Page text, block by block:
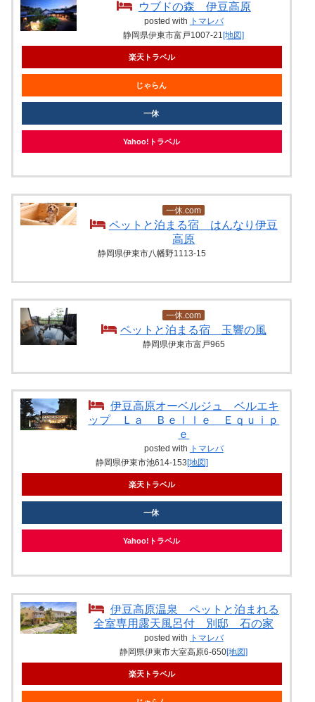
ウブドの森 伊豆高原
posted with トマレバ
静岡県伊東市富戸1007-21 [地図]
楽天トラベル
じゃらん
一休
Yahoo!トラベル
一休.com
ペットと泊まる宿 はんなり伊豆
高原
静岡県伊東市八幡野1113-15
一休.com
ペットと泊まる宿 玉響の風
静岡県伊東市富戸965
伊豆高原オーベルジュ ベルエキ
ップ Ｌａ Ｂｅｌｌｅ Ｅｑｕｉｐ
ｅ
posted with トマレバ
静岡県伊東市池614-153 [地図]
楽天トラベル
一休
Yahoo!トラベル
伊豆高原温泉 ペットと泊まれる
全室専用露天風呂付 別邸 石の家
posted with トマレバ
静岡県伊東市大室高原6-650[地図]
楽天トラベル